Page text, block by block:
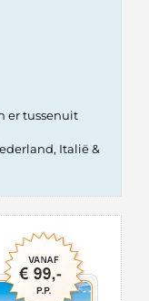
er tussenuit
Italië &